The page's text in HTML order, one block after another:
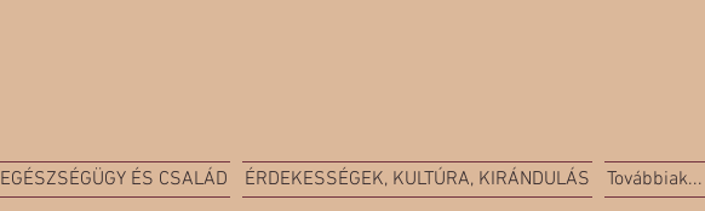
EGÉSZSÉGÜGY ÉS CSALÁD ÉRDEKESSÉGEK, KULTÚRA, KIRÁNDULÁS Továbbiak...